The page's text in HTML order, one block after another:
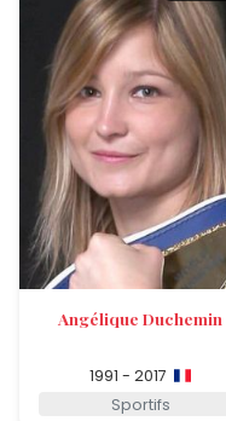
Angélique Duchemin
1991 - 2017
Sportifs